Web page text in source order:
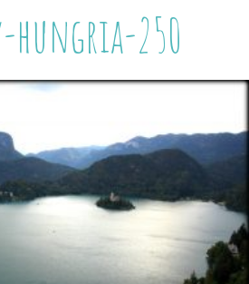
hungria-250